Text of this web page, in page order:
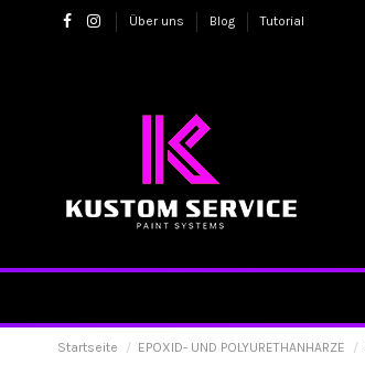
Über uns Blog Tutorial
Startseite EPOXID- UND POLYURETHANHARZE